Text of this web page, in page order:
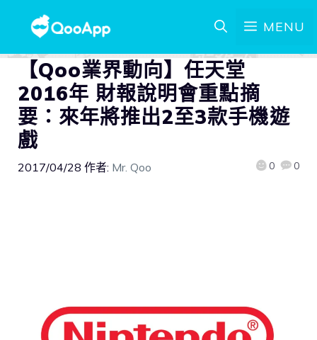
MENU
【Qoo業界動向】任天堂
2016年 財報說明會重點摘
要：來年將推出2至3款手機遊
戲
2017/04/28 作者: Mr. Qoo 0 0